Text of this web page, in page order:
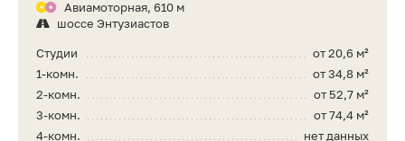
Авиамоторная, 610 м
шоссе Энтузиастов
от 20,6 м²
Студии
от 34,8 м²
1-комн.
от 52,7 м²
2-комн.
от 74,4 м²
3-комн.
нет данных
4-комн.